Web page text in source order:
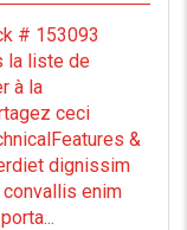
# 153093
la liste de
à la
ceci
&
dignissim
enim